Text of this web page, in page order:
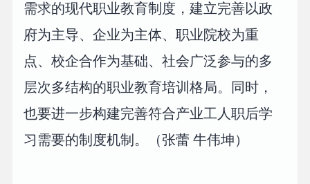
需求的现代职业教育制度，建立完善以政
府为主导、企业为主体、职业院校为重
点、校企合作为基础、社会广泛参与的多
层次多结构的职业教育培训格局。同时，
也要进一步构建完善符合产业工人职后学
习需要的制度机制。（张蕾 牛伟坤）